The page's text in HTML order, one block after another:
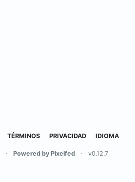
TÉRMINOS PRIVACIDAD IDIOMA
· Powered by Pixelfed · v0.12.7